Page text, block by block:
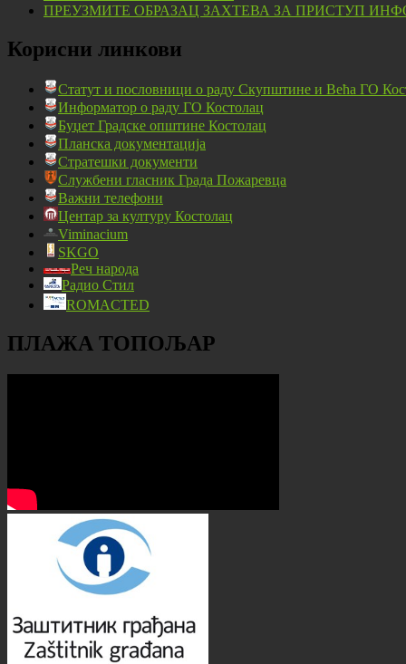
ПРЕУЗМИТЕ ОБРАЗАЦ ЗАХТЕВА ЗА ПРИСТУП
Корисни линкови
Статут и пословници о раду Скупштине и Већа ГО
Информатор о раду ГО Костолац
Буџет Градске општине Костолац
Планска документација
Стратешки документи
Службени гласник Града Пожаревца
Важни телефони
Центар за културу Костолац
Viminacium
SKGO
Реч народа
Радио Стил
ROMACTED
ПЛАЖА ТОПОЉАР